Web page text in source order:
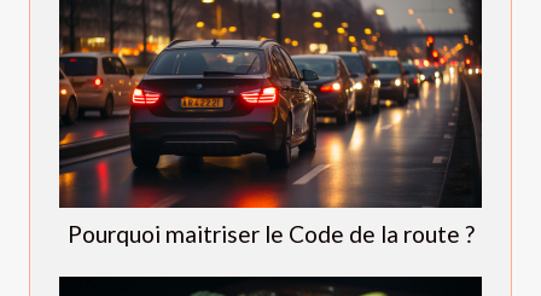
Pourquoi maitriser le Code de la route ?